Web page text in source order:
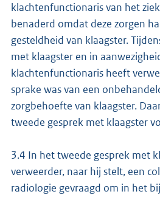
klachtenfunctionaris van het
benaderd omdat deze zorgen
gesteldheid van klaagster.
met klaagster en in
klachtenfunctionaris heeft
sprake was van een
zorgbehoefte van klaagster.
tweede gesprek met klaagster
3.4 In het tweede gesprek met
verweerder, naar hij stelt, een
radiologie gevraagd om in het